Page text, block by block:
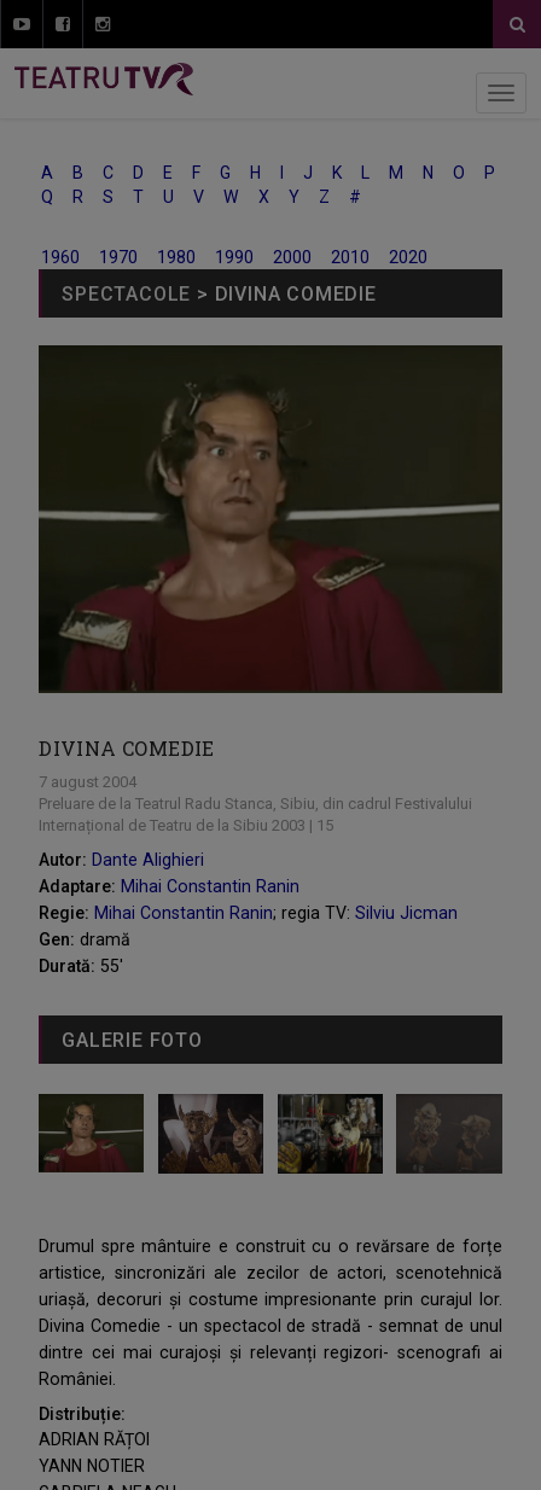
A B C D E F G H J K M N O
P
Q
R S T U V W X Y Z #
1960 1970 1980 1990 2000 2010 2020
SPECTACOLE > DIVINA COMEDIE
DIVINA COMEDIE
7 august 2004
Preluare de la Teatrul Radu Stanca, Sibiu, din cadrul Festivalului
Internațional de Teatru de la Sibiu 2003 | 15
Autor: Dante Alighieri
Adaptare: Mihai Constantin Ranin
Regie: Mihai Constantin Ranin; regia TV:Silviu Jicman
Gen: dramă
Durată: 55'
GALERIE FOTO
Drumul spre mântuire e construit cu o revărsare de forțe
artistice, sincronizări ale zecilor de actori, scenotehnică
uriașă, decoruri și costume impresionante prin curajul lor.
Divina Comedie - un spectacol de stradă - semnat de unul
dintre cei mai curajoși și relevanți regizori- scenografi ai
României.
Distribuție:
ADRIAN RĂȚOI
YANN NOTIER